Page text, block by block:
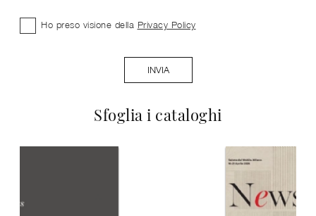
Sfoglia i cataloghi
Ho preso visione della Privacy Policy
INVIA